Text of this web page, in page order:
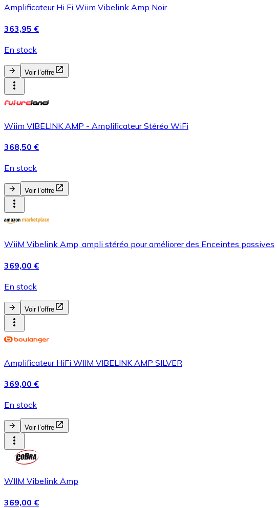
Amplificateur Hi Fi Wiim Vibelink Amp Noir
363,95 €
En stock
Voir l’offre
Wiim VIBELINK AMP - Amplificateur Stéréo WiFi
368,50 €
En stock
Voir l’offre
WiiM Vibelink Amp, ampli stéréo pour améliorer des Enceintes passives
369,00 €
En stock
Voir l’offre
Amplificateur HiFi WIIM VIBELINK AMP SILVER
369,00 €
En stock
Voir l’offre
WIIM Vibelink Amp
369,00 €